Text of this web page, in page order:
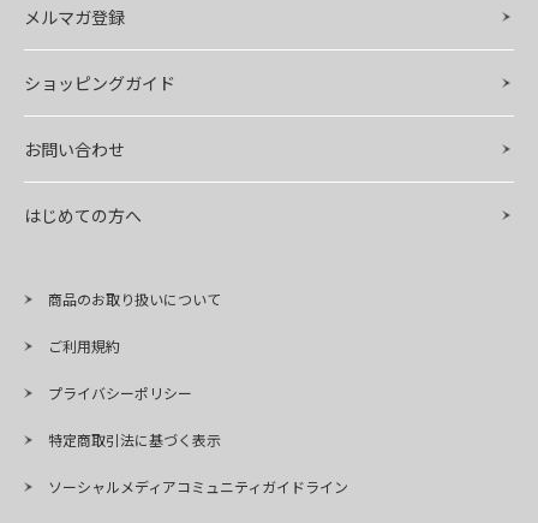
メルマガ登録
ショッピングガイド
お問い合わせ
はじめての方へ
商品のお取り扱いについて
ご利用規約
プライバシーポリシー
特定商取引法に基づく表示
ソーシャルメディアコミュニティガイドライン